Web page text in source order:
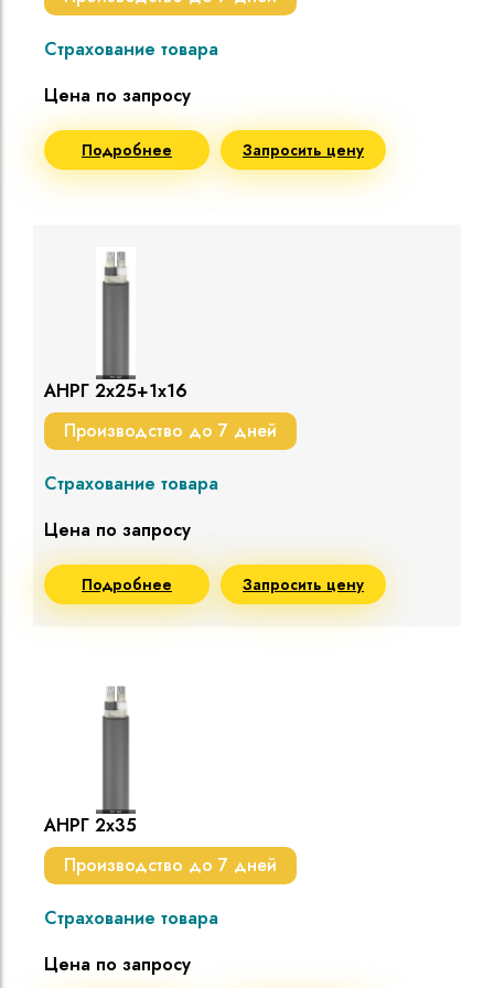
Страхование товара
Цена по запросу
Подробнее Запросить цену
АНРГ 2х25+1х16
Производство до 7 дней
Страхование товара
Цена по запросу
Подробнее Запросить цену
АНРГ 2х35
Производство до 7 дней
Страхование товара
Цена по запросу